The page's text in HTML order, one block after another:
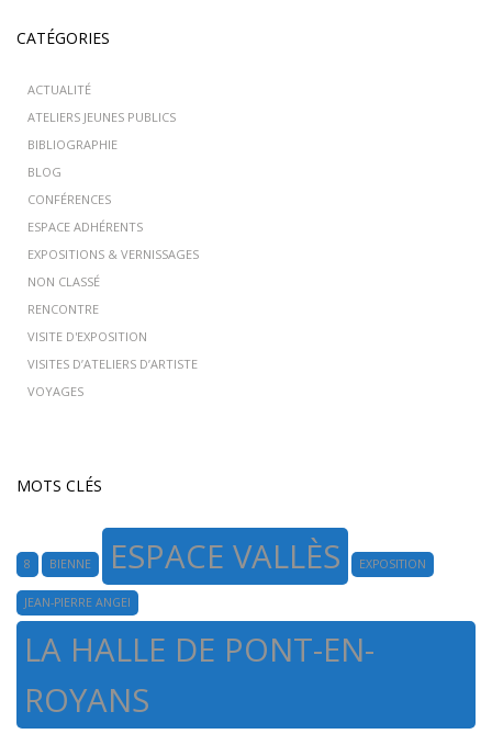
CATÉGORIES
ACTUALITÉ
ATELIERS JEUNES PUBLICS
BIBLIOGRAPHIE
BLOG
CONFÉRENCES
ESPACE ADHÉRENTS
EXPOSITIONS & VERNISSAGES
NON CLASSÉ
RENCONTRE
VISITE D'EXPOSITION
VISITES D’ATELIERS D’ARTISTE
VOYAGES
MOTS CLÉS
8 BIENNE ESPACE VALLÈS EXPOSITION
JEAN-PIERRE ANGEI
LA HALLE DE PONT-EN-
ROYANS